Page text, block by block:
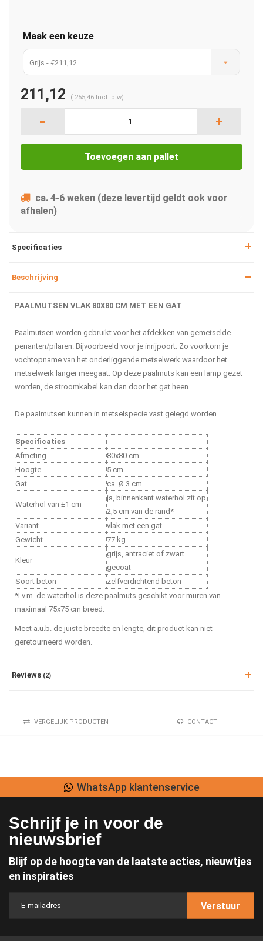
Maak een keuze
Grijs - €211,12
211,12 ( 255,46 Incl. btw)
- +
Toevoegen aan pallet
ca. 4-6 weken (deze levertijd geldt ook voor
afhalen)
Specificaties
Beschrijving
PAALMUTSEN VLAK 80X80 CM MET EEN GAT
Paalmutsen worden gebruikt voor het afdekken van gemetselde
penanten/pilaren. Bijvoorbeeld voor je inrijpoort. Zo voorkom je
vochtopname van het onderliggende metselwerk waardoor het
metselwerk langer meegaat. Op deze paalmuts kan een lamp gezet
worden, de stroomkabel kan dan door het gat heen.
De paalmutsen kunnen in metselspecie vast gelegd worden.
Specificaties
Afmeting
80x80 cm
Hoogte
5 cm
Gat
ca. Ø 3 cm
Waterhol van ±1 cm
ja, binnenkant waterhol zit op
2,5 cm van de rand*
Variant
vlak met een gat
Gewicht
77 kg
Kleur
grijs, antraciet of zwart
gecoat
Soort beton
zelfverdichtend beton
*I.v.m. de waterhol is deze paalmuts geschikt voor muren van
maximaal 75x75 cm breed.
Meet a.u.b. de juiste breedte en lengte, dit product kan niet
geretourneerd worden.
Reviews (2)
VERGELIJK PRODUCTEN CONTACT
WhatsApp klantenservice
Schrijf je in voor de
nieuwsbrief
Blijf op de hoogte van de laatste acties, nieuwtjes
en inspiraties
Verstuur